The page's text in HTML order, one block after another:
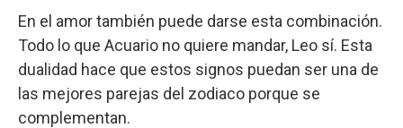
En el amor también puede darse esta combinación.
Todo lo que Acuario no quiere mandar, Leo sí. Esta
dualidad hace que estos signos puedan ser una de
las mejores parejas del zodiaco porque se
complementan.